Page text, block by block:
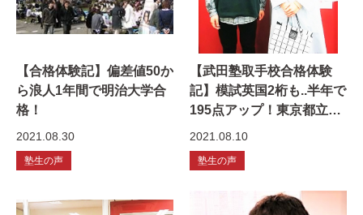
【合格体験記】偏差値50か
ら浪人1年間で明治大学合
格！
2021.08.30
塾生の声
【武田塾取手校合格体験
記】模試英国2桁も..半年で
195点アップ！東京都立大
学現役合格！
2021.08.10
塾生の声